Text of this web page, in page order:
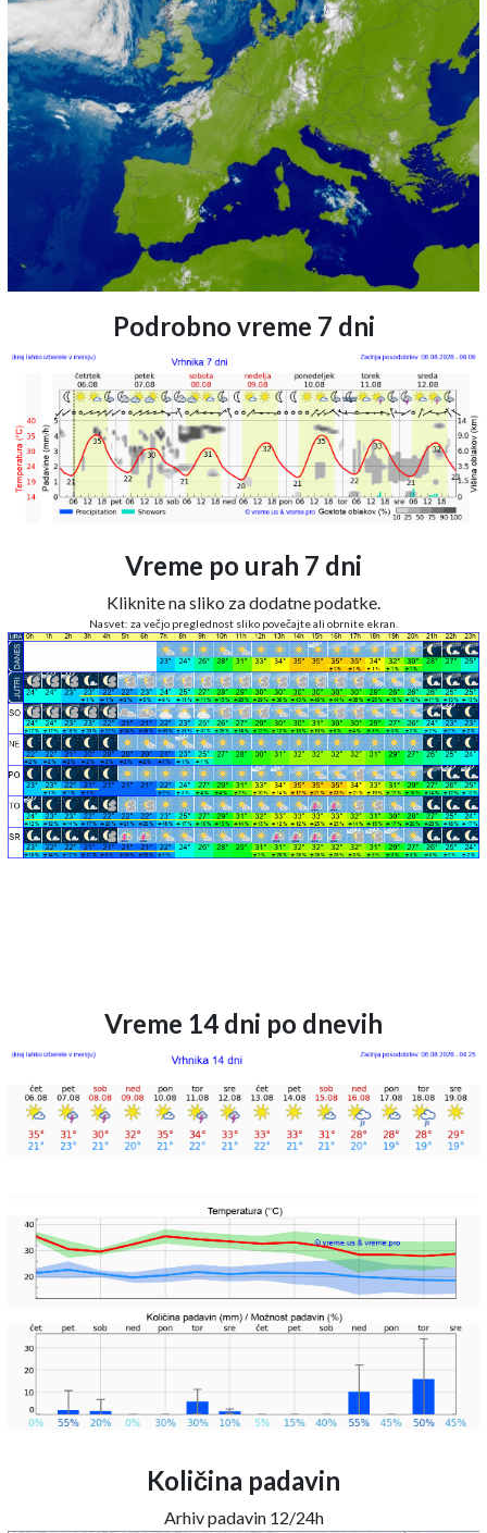
Podrobno vreme 7 dni
Vreme po urah 7 dni
Kliknite na sliko za dodatne podatke.
Nasvet: za večjo preglednost sliko povečajte ali obrnite ekran.
Vreme 14 dni po dnevih
Količina padavin
Arhiv padavin 12/24h